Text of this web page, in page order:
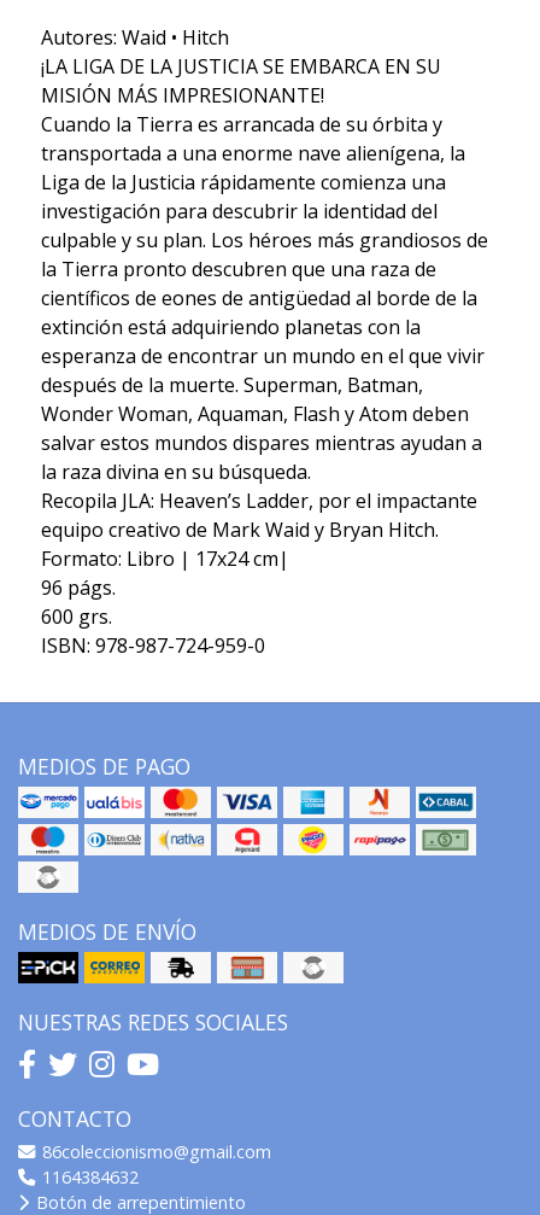
Autores: Waid • Hitch
¡LA LIGA DE LA JUSTICIA SE EMBARCA EN SU
MISIÓN MÁS IMPRESIONANTE!
Cuando la Tierra es arrancada de su órbita y
transportada a una enorme nave alienígena, la
Liga de la Justicia rápidamente comienza una
investigación para descubrir la identidad del
culpable y su plan. Los héroes más grandiosos de
la Tierra pronto descubren que una raza de
científicos de eones de antigüedad al borde de la
extinción está adquiriendo planetas con la
esperanza de encontrar un mundo en el que vivir
después de la muerte. Superman, Batman,
Wonder Woman, Aquaman, Flash y Atom deben
salvar estos mundos dispares mientras ayudan a
la raza divina en su búsqueda.
Recopila JLA: Heaven’s Ladder, por el impactante
equipo creativo de Mark Waid y Bryan Hitch.
Formato: Libro | 17x24 cm|
96 págs.
600 grs.
ISBN: 978-987-724-959-0
MEDIOS DE PAGO
MEDIOS DE ENVÍO
NUESTRAS REDES SOCIALES
CONTACTO
86coleccionismo@gmail.com
1164384632
Botón de arrepentimiento